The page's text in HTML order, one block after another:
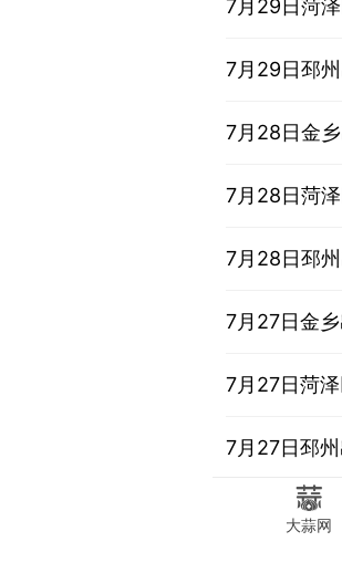
7月29日菏
7月29日邳
7月28日金
7月28日菏
7月28日邳
7月27日金
7月27日菏
7月27日邳
7月26日金
大蒜网